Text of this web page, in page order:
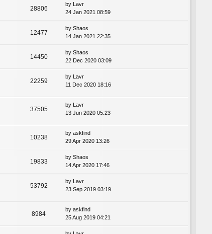
28806
by Lavr
24 Jan 2021 08:59
12477
by Shaos
14 Jan 2021 22:35
14450
by Shaos
22 Dec 2020 03:09
22259
by Lavr
11 Dec 2020 18:16
37505
by Lavr
13 Jun 2020 05:23
10238
by askfind
29 Apr 2020 13:26
19833
by Shaos
14 Apr 2020 17:46
53792
by Lavr
23 Sep 2019 03:19
8984
by askfind
25 Aug 2019 04:21